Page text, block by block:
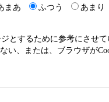
まあ ふつう あまり
するために参考にさせ
、または、ブラウザが